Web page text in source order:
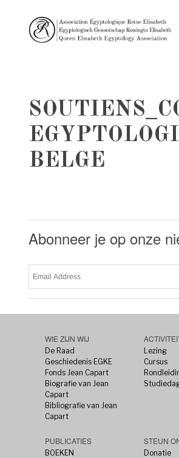
BELGE
Abonneer je op onze
WIE ZIJN WIJ
De Raad
Geschiedenis EGKE
Fonds Jean Capart
Biografie van Jean
Capart
Bibliografie van Jean
Capart
Lezing
Cursus
PUBLICATIES
BOEKEN
STEUN
Donatie